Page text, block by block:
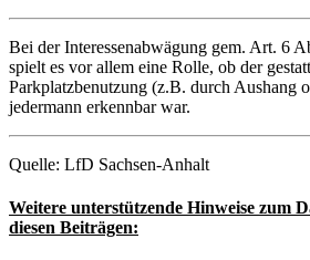
Bei der Interessenabwägung gem. Art. 6
spielt es vor allem eine Rolle, ob der
Parkplatzbenutzung (z.B. durch Aushang
jedermann erkennbar war.
Quelle: LfD Sachsen-Anhalt
Weitere unterstützende Hinweise zum
diesen Beiträgen: